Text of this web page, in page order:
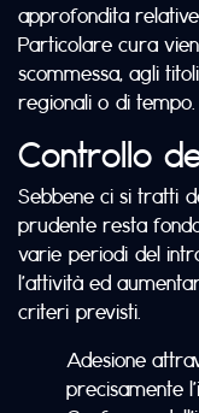
approfondita
Particolare cura
scommessa, agli
regionali o di tempo.
Controllo
Sebbene ci si tratti
prudente resta
varie periodi del
l’attività ed
criteri previsti.
Adesione
precisamente